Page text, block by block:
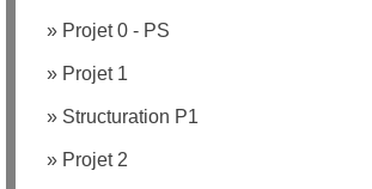
» Projet 0 - PS
» Projet 1
» Structuration P1
» Projet 2